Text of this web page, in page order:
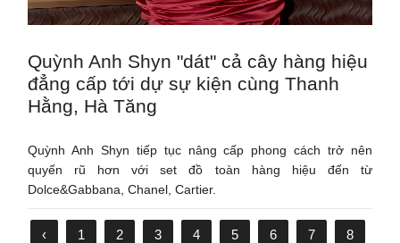
Quỳnh Anh Shyn "dát" cả cây hàng hiệu
đẳng cấp tới dự sự kiện cùng Thanh
Hằng, Hà Tăng
Quỳnh Anh Shyn tiếp tục nâng cấp phong cách trở nên
quyến rũ hơn với set đồ toàn hàng hiệu đến từ
Dolce&Gabbana, Chanel, Cartier.
‹ 1 2 3 4 5 6 7
8